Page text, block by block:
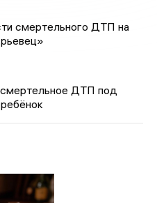
смертельного ДТП на
ДТП под